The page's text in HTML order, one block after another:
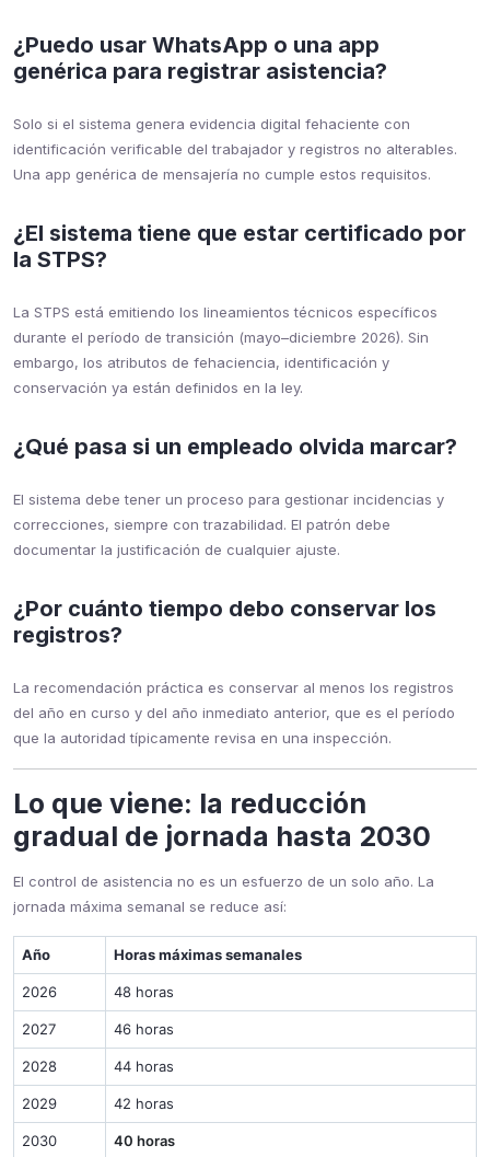
¿Puedo usar WhatsApp o una app
genérica para registrar asistencia?
Solo si el sistema genera evidencia digital fehaciente con
identificación verificable del trabajador y registros no alterables.
Una app genérica de mensajería no cumple estos requisitos.
¿El sistema tiene que estar certificado por
la STPS?
La STPS está emitiendo los lineamientos técnicos específicos
durante el período de transición (mayo–diciembre 2026). Sin
embargo, los atributos de fehaciencia, identificación y
conservación ya están definidos en la ley.
¿Qué pasa si un empleado olvida marcar?
El sistema debe tener un proceso para gestionar incidencias y
correcciones, siempre con trazabilidad. El patrón debe
documentar la justificación de cualquier ajuste.
¿Por cuánto tiempo debo conservar los
registros?
La recomendación práctica es conservar al menos los registros
del año en curso y del año inmediato anterior, que es el período
que la autoridad típicamente revisa en una inspección.
Lo que viene: la reducción
gradual de jornada hasta 2030
El control de asistencia no es un esfuerzo de un solo año. La
jornada máxima semanal se reduce así:
Año Horas máximas semanales
2026 48 horas
2027 46 horas
2028 44 horas
2029 42 horas
2030 40 horas